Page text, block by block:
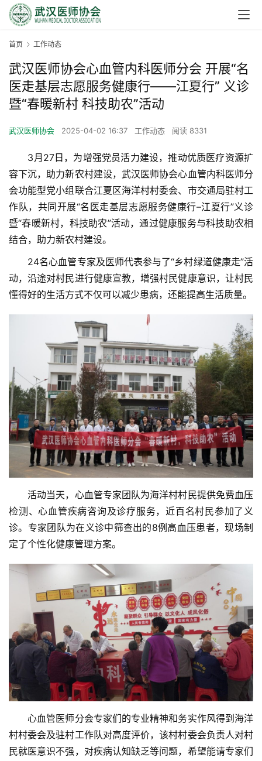
首
会
介
绍
党
作
首页 工作动态
武汉医师协会心血管内科医师分会 开展“名
医走基层志愿服务健康行——江夏行” 义诊
暨“春暖新村 科技助农”活动
武汉医师协会 2025-04-02 16:37 工作动态 阅读 8331
3月27日，为增强党员活力建设，推动优质医疗资源扩
容下沉，助力新农村建设，武汉医师协会心血管内科医师分
会功能型党小组联合江夏区海洋村村委会、市交通局驻村工
作队，共同开展“名医走基层志愿服务健康行–江夏行”义诊
暨“春暖新村，科技助农”活动，通过健康服务与科技助农相
结合，助力新农村建设。
24名心血管专家及医师代表参与了“乡村绿道健康走”活
动，沿途对村民进行健康宣教，增强村民健康意识，让村民
懂得好的生活方式不仅可以减少患病，还能提高生活质量。
活动当天，心血管专家团队为海洋村村民提供免费血压
检测、心血管疾病咨询及诊疗服务，近百名村民参加了义
诊。专家团队为在义诊中筛查出的8例高血压患者，现场制
定了个性化健康管理方案。
心血管医师分会专家们的专业精神和务实作风得到海洋
村村委会及驻村工作队对高度评价，该村村委会负责人对村
民就医意识不强，对疾病认知缺乏等问题，希望能请专家们